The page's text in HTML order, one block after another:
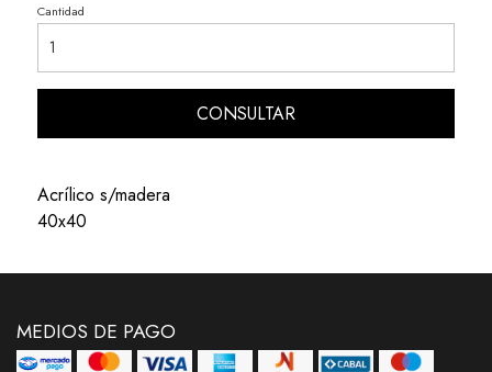
Cantidad
CONSULTAR
Acrílico s/madera
40x40
MEDIOS DE PAGO